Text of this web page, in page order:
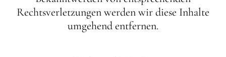
Rechtsverletzungen werden wir diese Inhalte
umgehend entfernen.